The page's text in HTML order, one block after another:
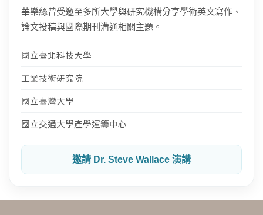
華樂絲曾受邀至多所大學與研究機構分享學術英文寫作、
論文投稿與國際期刊溝通相關主題。
國立臺北科技大學
工業技術研究院
國立臺灣大學
國立交通大學產學運籌中心
邀請 Dr. Steve Wallace 演講